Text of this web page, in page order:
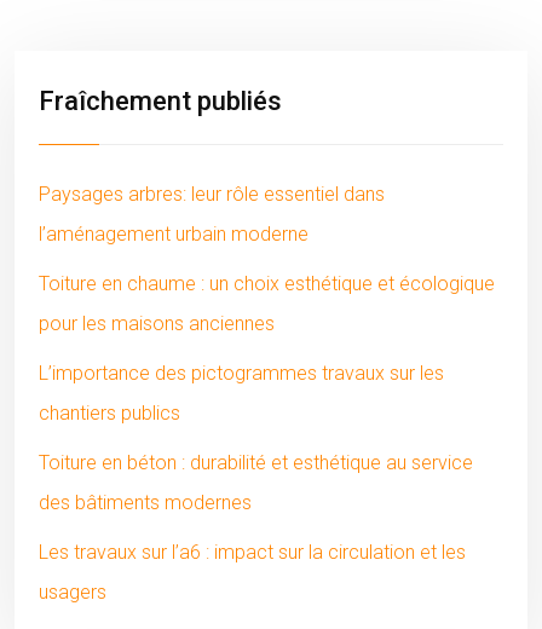
Fraîchement publiés
Paysages arbres: leur rôle essentiel dans
l’aménagement urbain moderne
Toiture en chaume : un choix esthétique et écologique
pour les maisons anciennes
L’importance des pictogrammes travaux sur les
chantiers publics
Toiture en béton : durabilité et esthétique au service
des bâtiments modernes
Les travaux sur l’a6 : impact sur la circulation et les
usagers